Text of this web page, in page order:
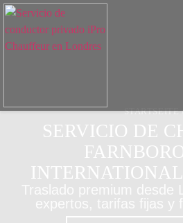
STARTSEITE
SERVICIO DE